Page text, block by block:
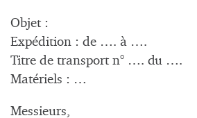
Objet :
Expédition : de …. à ….
Titre de transport n° …. du ….
Matériels : …
Messieurs,